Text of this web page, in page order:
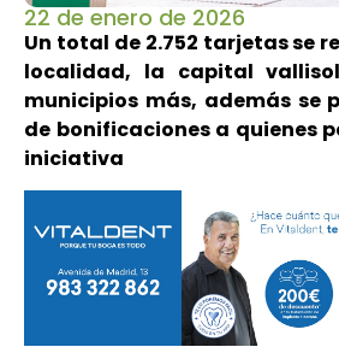
22 de enero de 2026
Un total de 2.752 tarjetas se
localidad, la capital
municipios más, además se
de bonificaciones a quienes
iniciativa